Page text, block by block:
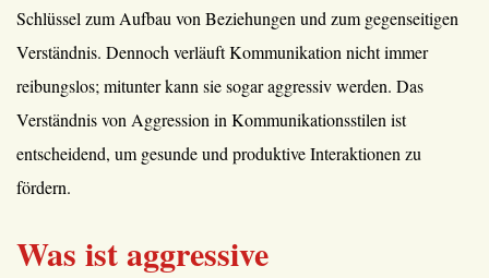
Schlüssel zum Aufbau von Beziehungen und zum gegenseitigen
Verständnis. Dennoch verläuft Kommunikation nicht immer
reibungslos; mitunter kann sie sogar aggressiv werden. Das
Verständnis von Aggression in Kommunikationsstilen ist
entscheidend, um gesunde und produktive Interaktionen zu
fördern.
Was ist aggressive